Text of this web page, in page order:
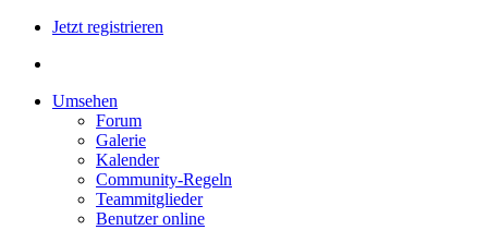
Jetzt registrieren
Umsehen
Forum
Galerie
Kalender
Community-Regeln
Teammitglieder
Benutzer online